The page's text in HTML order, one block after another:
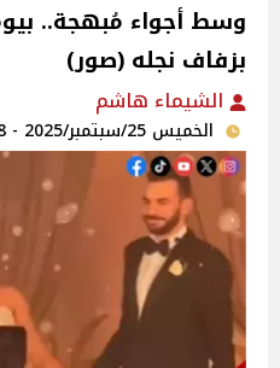
وسط أجواء مُبهجة..
بزفاف نجله (صور)
الشيماء هاشم
الخميس 25/سبتمبر/2025 - 11:38 م